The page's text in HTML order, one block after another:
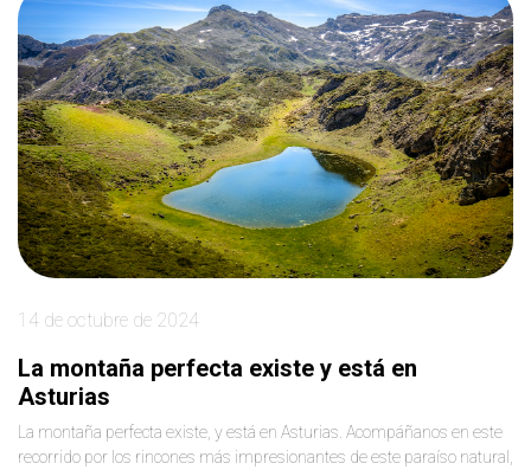
14 de octubre de 2024
La montaña perfecta existe y está en
Asturias
La montaña perfecta existe, y está en Asturias. Acompáñanos en este
recorrido por los rincones más impresionantes de este paraíso natural,